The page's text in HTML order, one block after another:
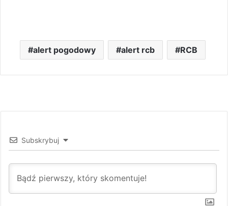
alert pogodowy alert rcb RCB
Subskrybuj